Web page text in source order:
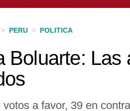
> PERU > POLITICA
Boluarte: Las
votos a favor, 39 en